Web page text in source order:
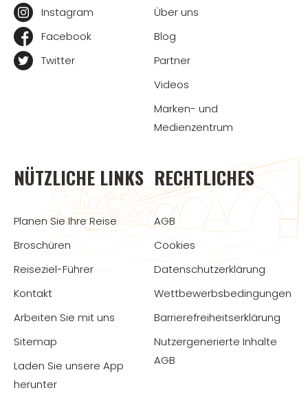
Instagram
Facebook
Twitter
Über uns
Blog
Partner
Videos
Marken- und
Medienzentrum
NÜTZLICHE LINKS
Planen Sie Ihre Reise
Broschüren
Reiseziel-Führer
Kontakt
Arbeiten Sie mit uns
Sitemap
Laden Sie unsere App
herunter
RECHTLICHES
AGB
Cookies
Datenschutzerklärung
Wettbewerbsbedingungen
Barrierefreiheitserklärung
Nutzergenerierte Inhalte
AGB